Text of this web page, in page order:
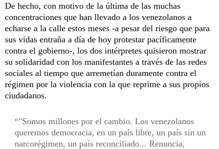
De hecho, con motivo de la última de las muchas
concentraciones que han llevado a los venezolanos a
echarse a la calle estos meses -a pesar del riesgo que para
sus vidas entraña a día de hoy protestar pacíficamente
contra el gobierno-, los dos intérpretes quisieron mostrar
su solidaridad con los manifestantes a través de las redes
sociales al tiempo que arremetían duramente contra el
régimen por la violencia con la que reprime a sus propios
ciudadanos.
"Somos millones por el cambio. Los venezolanos
queremos democracia, en un país libre, un país sin un
narcorégimen, un país reconciliado... Renuncia,